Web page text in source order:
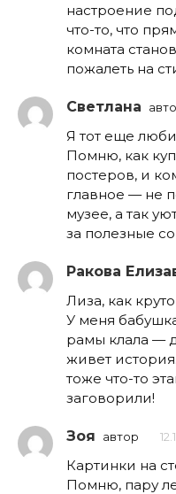
настроение
что-то, что
комната
пожалеть на
Светлана
Я тот еще
Помню, как
постеров, и
главное — не
музее, а так
за полезные
Ракова
Лиза, как
У меня
рамы клала —
живет
тоже что-то
заговорили!
Зоя автор
Картинки на
Помню, пару